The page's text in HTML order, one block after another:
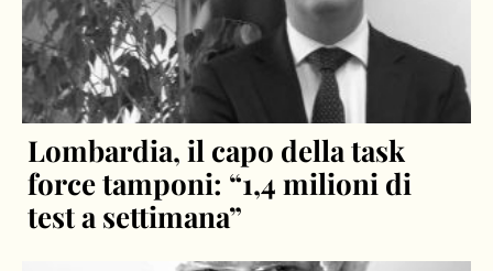
Lombardia, il capo della task
force tamponi: “1,4 milioni di
test a settimana”